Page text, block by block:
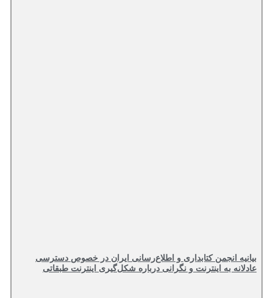
بیانیه انجمن کتابداری و اطلاع‌رسانی ایران در خصوص دسترسی
عادلانه به اینترنت و نگرانی درباره شکل‌گیری اینترنت طبقاتی